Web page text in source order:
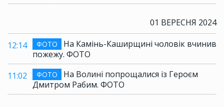
01 ВЕРЕСНЯ 2024
12:14 ФОТО
На Камінь-Каширщині чоловік вчинив
пожежу. ФОТО
11:02
ФОТО
На Волині попрощалися із Героєм
Дмитром Рабим. ФОТО